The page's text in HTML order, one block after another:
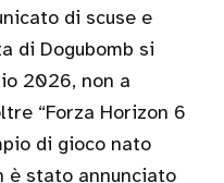
di scuse e
di Dogubomb si
2026, non a
“Forza Horizon 6
di gioco nato
stato annunciato